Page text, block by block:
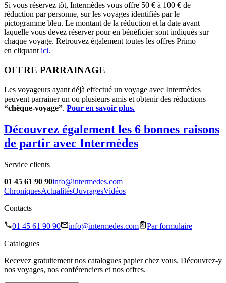
Si vous réservez tôt, Intermèdes vous offre 50 € à 100 € de
réduction par personne, sur les voyages identifiés par le
pictogramme bleu. Le montant de la réduction et la date avant
laquelle vous devez réserver pour en bénéficier sont indiqués sur
chaque voyage. Retrouvez également toutes les offres Primo
en cliquant ici.
OFFRE PARRAINAGE
Les voyageurs ayant déjà effectué un voyage avec Intermèdes
peuvent parrainer un ou plusieurs amis et obtenir des réductions
“chèque-voyage”. Pour en savoir plus.
Découvrez également les 6 bonnes raisons
de partir avec Intermèdes
Service clients
01 45 61 90 90info@intermedes.com
ChroniquesActualitésOuvragesVidéos
Contacts
01 45 61 90 90 info@intermedes.com
Par formulaire
Catalogues
Recevez gratuitement nos catalogues papier chez vous. Découvrez-y
nos voyages, nos conférenciers et nos offres.